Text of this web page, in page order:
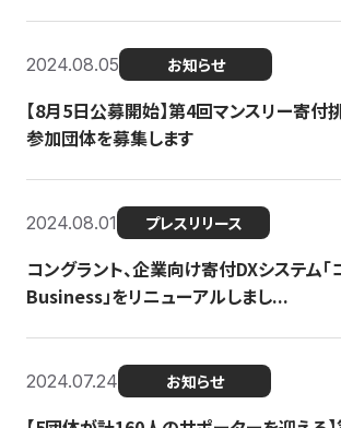
2024.08.05 お知らせ
【8月5日公募開始】第4回マンスリー寄付
参加団体を募集します
2024.08.01 プレスリリース
コングラント、企業向け寄付DXシステム
Business」をリニューアルしまし...
2024.07.24 お知らせ